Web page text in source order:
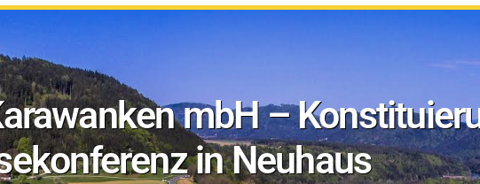
mbH –
in Neuhaus